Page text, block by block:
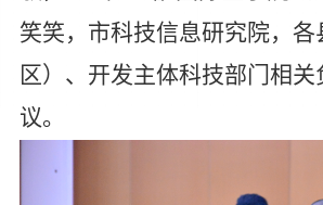
笑笑，市科技信息研究院，各
区）、开发主体科技部门相
议。